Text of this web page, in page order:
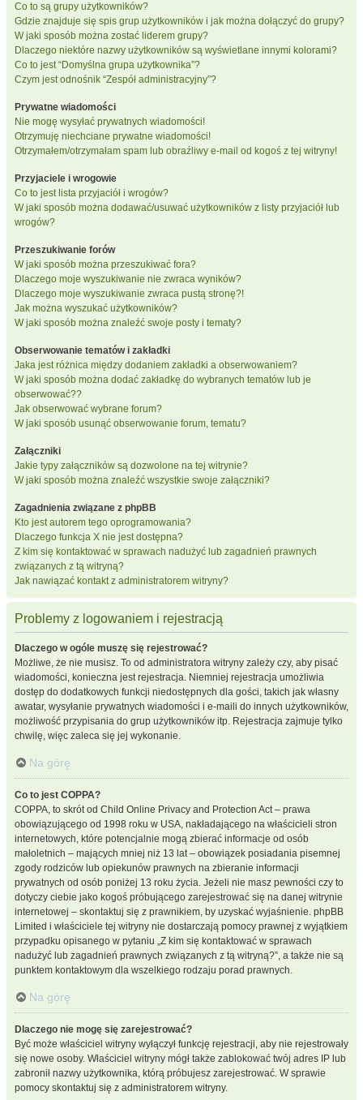
Co to są grupy użytkowników?
Gdzie znajduje się spis grup użytkowników i jak można dołączyć do grupy?
W jaki sposób można zostać liderem grupy?
Dlaczego niektóre nazwy użytkowników są wyświetlane innymi kolorami?
Co to jest “Domyślna grupa użytkownika”?
Czym jest odnośnik “Zespół administracyjny”?
Prywatne wiadomości
Nie mogę wysyłać prywatnych wiadomości!
Otrzymuję niechciane prywatne wiadomości!
Otrzymałem/otrzymałam spam lub obraźliwy e-mail od kogoś z tej witryny!
Przyjaciele i wrogowie
Co to jest lista przyjaciół i wrogów?
W jaki sposób można dodawać/usuwać użytkowników z listy przyjaciół lub
wrogów?
Przeszukiwanie forów
W jaki sposób można przeszukiwać fora?
Dlaczego moje wyszukiwanie nie zwraca wyników?
Dlaczego moje wyszukiwanie zwraca pustą stronę?!
Jak można wyszukać użytkowników?
W jaki sposób można znaleźć swoje posty i tematy?
Obserwowanie tematów i zakładki
Jaka jest różnica między dodaniem zakładki a obserwowaniem?
W jaki sposób można dodać zakładkę do wybranych tematów lub je
obserwować??
Jak obserwować wybrane forum?
W jaki sposób usunąć obserwowanie forum, tematu?
Załączniki
Jakie typy załączników są dozwolone na tej witrynie?
W jaki sposób można znaleźć wszystkie swoje załączniki?
Zagadnienia związane z phpBB
Kto jest autorem tego oprogramowania?
Dlaczego funkcja X nie jest dostępna?
Z kim się kontaktować w sprawach nadużyć lub zagadnień prawnych
związanych z tą witryną?
Jak nawiązać kontakt z administratorem witryny?
Problemy z logowaniem i rejestracją
Dlaczego w ogóle muszę się rejestrować?
Możliwe, że nie musisz. To od administratora witryny zależy czy, aby pisać
wiadomości, konieczna jest rejestracja. Niemniej rejestracja umożliwia
dostęp do dodatkowych funkcji niedostępnych dla gości, takich jak własny
awatar, wysyłanie prywatnych wiadomości i e-maili do innych użytkowników,
możliwość przypisania do grup użytkowników itp. Rejestracja zajmuje tylko
chwilę, więc zaleca się jej wykonanie.
Na górę
Co to jest COPPA?
COPPA, to skrót od Child Online Privacy and Protection Act – prawa
obowiązującego od 1998 roku w USA, nakładającego na właścicieli stron
internetowych, które potencjalnie mogą zbierać informacje od osób
małoletnich – mających mniej niż 13 lat – obowiązek posiadania pisemnej
zgody rodziców lub opiekunów prawnych na zbieranie informacji
prywatnych od osób poniżej 13 roku życia. Jeżeli nie masz pewności czy to
dotyczy ciebie jako kogoś próbującego zarejestrować się na danej witrynie
internetowej – skontaktuj się z prawnikiem, by uzyskać wyjaśnienie. phpBB
Limited i właściciele tej witryny nie dostarczają pomocy prawnej z wyjątkiem
przypadku opisanego w pytaniu „Z kim się kontaktować w sprawach
nadużyć lub zagadnień prawnych związanych z tą witryną?”, a także nie są
punktem kontaktowym dla wszelkiego rodzaju porad prawnych.
Na górę
Dlaczego nie mogę się zarejestrować?
Być może właściciel witryny wyłączył funkcję rejestracji, aby nie rejestrowały
się nowe osoby. Właściciel witryny mógł także zablokować twój adres IP lub
zabronił nazwy użytkownika, którą próbujesz zarejestrować. W sprawie
pomocy skontaktuj się z administratorem witryny.